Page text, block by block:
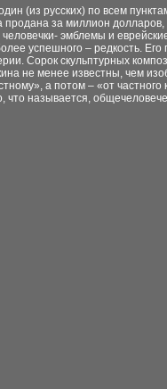
(из русских) по всем
продана за миллион
эмблемы и
успешного – редкость. Его
Сорок скульптурных
не менее известны, чем
а потом – «от
что называется,